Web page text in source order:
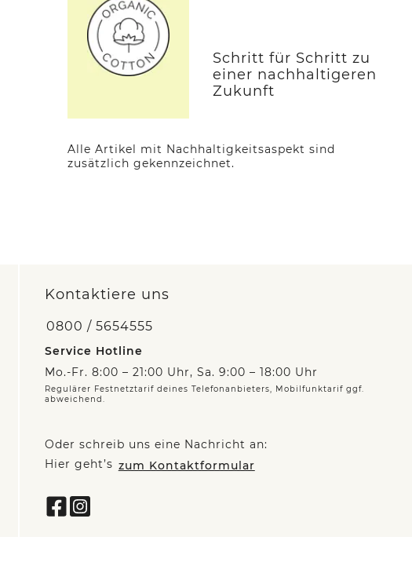
Schritt für Schritt zu
einer nachhaltigeren
Zukunft
Alle Artikel mit Nachhaltigkeitsaspekt sind
zusätzlich gekennzeichnet.
Kontaktiere uns
0800 / 5654555
Service Hotline
Mo.-Fr. 8:00 – 21:00 Uhr, Sa. 9:00 – 18:00 Uhr
Regulärer Festnetztarif deines Telefonanbieters, Mobilfunktarif ggf.
abweichend.
Oder schreib uns eine Nachricht an:
Hier geht’s zum Kontaktformular